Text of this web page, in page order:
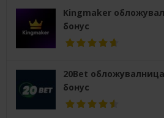
Kingmaker
бонус
20Bet
бонус